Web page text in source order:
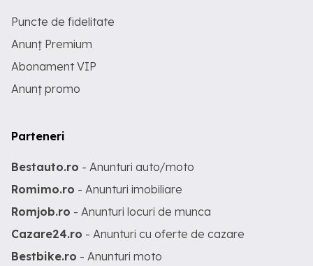
Puncte de fidelitate
Anunț Premium
Abonament VIP
Anunț promo
Parteneri
Bestauto.ro - Anunturi auto/moto
Romimo.ro - Anunturi imobiliare
Romjob.ro - Anunturi locuri de munca
Cazare24.ro - Anunturi cu oferte de cazare
Bestbike.ro - Anunturi moto